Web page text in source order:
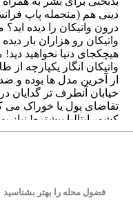
فضول محله را بهتر بشناسید